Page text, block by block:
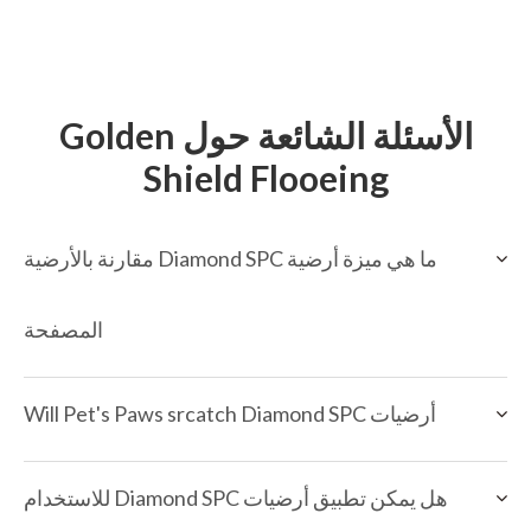
الأسئلة الشائعة حول Golden
Shield Flooeing
ما هي ميزة أرضية Diamond SPC مقارنة بالأرضية
المصفحة
أرضيات Will Pet's Paws srcatch Diamond SPC
هل يمكن تطبيق أرضيات Diamond SPC للاستخدام